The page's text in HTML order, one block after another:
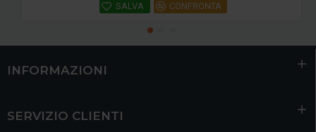
SALVA CONFRONTA
INFORMAZIONI
SERVIZIO CLIENTI